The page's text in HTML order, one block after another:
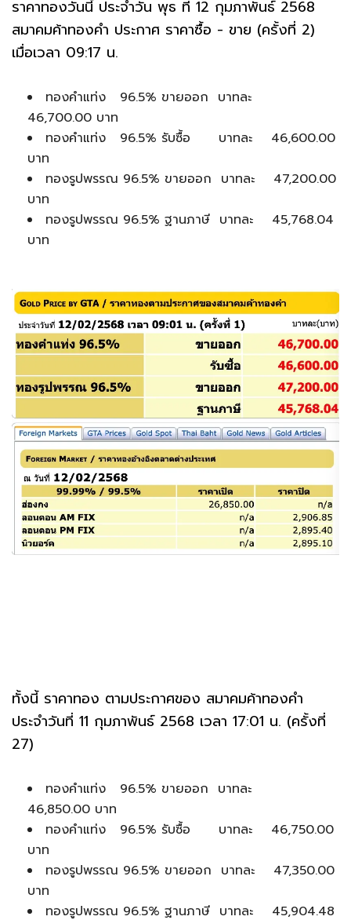
ราคาทองวันนี้ ประจำวัน พุธ ที่ 12 กุมภาพันธ์ 2568
สมาคมค้าทองคำ ประกาศ ราคาซื้อ - ขาย (ครั้งที่ 2)
เมื่อเวลา 09:17 น.
ทองคำแท่ง 96.5% ขายออก บาทละ
46,700.00 บาท
ทองคำแท่ง 96.5% รับซื้อ บาทละ 46,600.00
บาท
ทองรูปพรรณ 96.5% ขายออก บาทละ 47,200.00
บาท
ทองรูปพรรณ 96.5% ฐานภาษี บาทละ 45,768.04
บาท
ทั้งนี้ ราคาทอง ตามประกาศของ สมาคมค้าทองคำ
ประจำวันที่ 11 กุมภาพันธ์ 2568 เวลา 17:01 น. (ครั้งที่
27)
ทองคำแท่ง 96.5% ขายออก บาทละ
46,850.00 บาท
ทองคำแท่ง 96.5% รับซื้อ บาทละ 46,750.00
บาท
ทองรูปพรรณ 96.5% ขายออก บาทละ 47,350.00
บาท
ทองรูปพรรณ 96.5% ฐานภาษี บาทละ 45,904.48